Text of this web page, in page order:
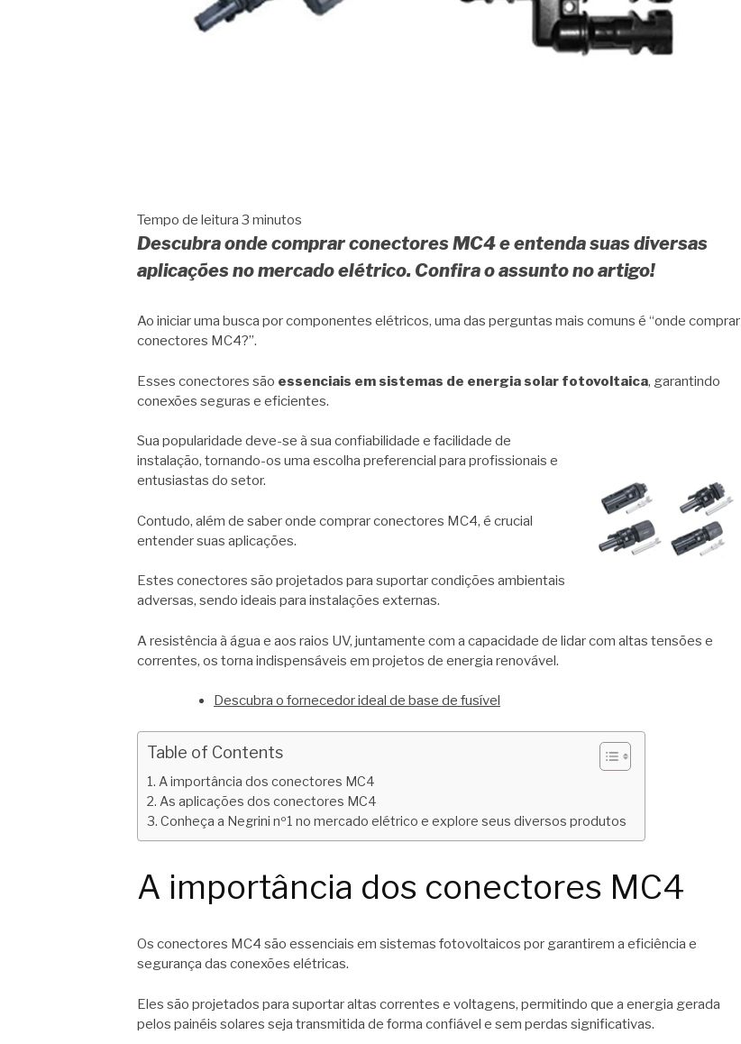
Tempo de leitura 3 minutos
Descubra onde comprar conectores MC4 e entenda suas diversas
aplicações no mercado elétrico. Confira o assunto no artigo!
Ao iniciar uma busca por componentes elétricos, uma das perguntas mais comuns é “onde comprar
conectores MC4?”.
Esses conectores são essenciais em sistemas de energia solar fotovoltaica, garantindo
conexões seguras e eficientes.
Sua popularidade deve-se à sua confiabilidade e facilidade de
instalação, tornando-os uma escolha preferencial para profissionais e
entusiastas do setor.
Contudo, além de saber onde comprar conectores MC4, é crucial
entender suas aplicações.
Estes conectores são projetados para suportar condições ambientais
adversas, sendo ideais para instalações externas.
A resistência à água e aos raios UV, juntamente com a capacidade de lidar com altas tensões e
correntes, os torna indispensáveis em projetos de energia renovável.
Descubra o fornecedor ideal de base de fusível
Table of Contents
A importância dos conectores MC4
As aplicações dos conectores MC4
Conheça a Negrini nº1 no mercado elétrico e explore seus diversos produtos
A importância dos conectores MC4
Os conectores MC4 são essenciais em sistemas fotovoltaicos por garantirem a eficiência e
segurança das conexões elétricas.
Eles são projetados para suportar altas correntes e voltagens, permitindo que a energia gerada
pelos painéis solares seja transmitida de forma confiável e sem perdas significativas.